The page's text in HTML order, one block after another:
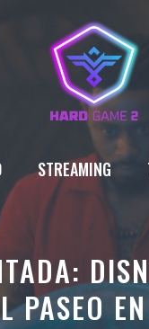
STREAMING
PASEO